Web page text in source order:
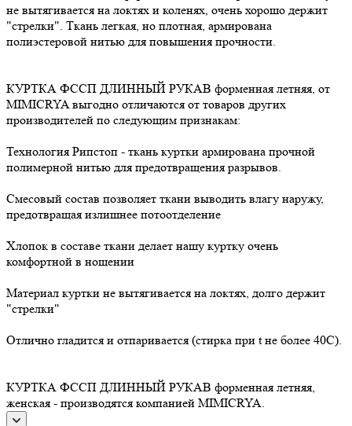
не вытягивается на локтях и коленях, очень хорошо держит
"стрелки". Ткань легкая, но плотная, армирована
полиэстеровой нитью для повышения прочности.
КУРТКА ФССП ДЛИННЫЙ РУКАВ форменная летняя, от
MIMICRYA выгодно отличаются от товаров других
производителей по следующим признакам:
Технология Рипстоп - ткань куртки армирована прочной
полимерной нитью для предотвращения разрывов.
Смесовый состав позволяет ткани выводить влагу наружу,
предотвращая излишнее потоотделение
Хлопок в составе ткани делает нашу куртку очень
комфортной в ношении
Материал куртки не вытягивается на локтях, долго держит
"стрелки"
Отлично гладится и отпаривается (стирка при t не более 40С).
КУРТКА ФССП ДЛИННЫЙ РУКАВ форменная летняя,
женская - производятся компанией MIMICRYA.